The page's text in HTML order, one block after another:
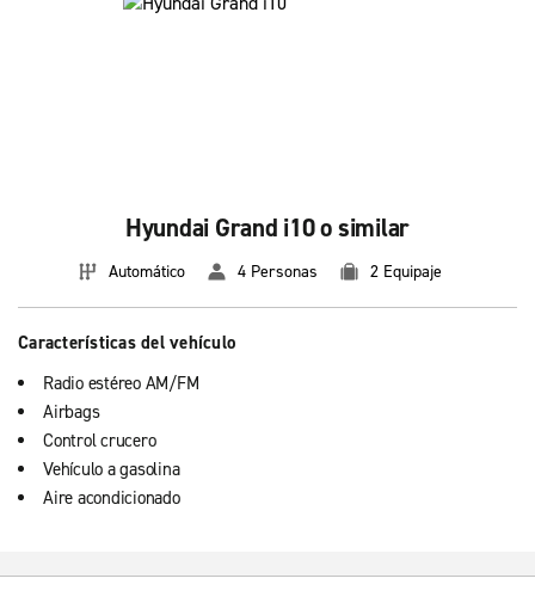
Hyundai Grand i10 o similar
Automático 4 Personas 2 Equipaje
Características del vehículo
Radio estéreo AM/FM
Airbags
Control crucero
Vehículo a gasolina
Aire acondicionado